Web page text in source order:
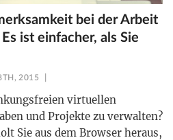
bei der Arbeit
ist einfacher, als Sie
2015
virtuellen
und Projekte zu verwalten?
Sie aus dem Browser heraus,